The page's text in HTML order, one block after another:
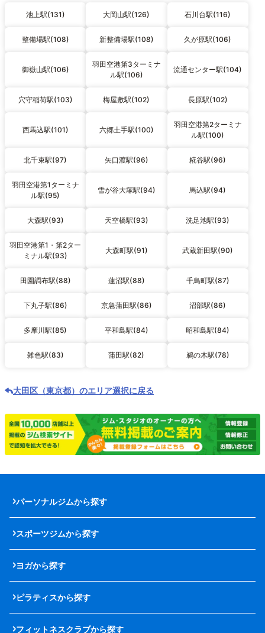
池上駅(131) 大岡山駅(126) 石川台駅(116)
整備場駅(108) 新整備場駅(108) 久が原駅(106)
御嶽山駅(106)
羽田空港第3ターミナ
ル駅(106)
流通センター駅(104)
穴守稲荷駅(103) 梅屋敷駅(102) 長原駅(102)
西馬込駅(101) 六郷土手駅(100)
羽田空港第2ターミナ
ル駅(100)
北千束駅(97) 矢口渡駅(96) 糀谷駅(96)
羽田空港第1ターミナ
ル駅(95)
雪が谷大塚駅(94) 馬込駅(94)
大森駅(93) 天空橋駅(93) 洗足池駅(93)
羽田空港第1・第2ター
ミナル駅(93)
大森町駅(91) 武蔵新田駅(90)
田園調布駅(88) 蓮沼駅(88) 千鳥町駅(87)
下丸子駅(86) 京急蒲田駅(86) 沼部駅(86)
多摩川駅(85) 平和島駅(84) 昭和島駅(84)
雑色駅(83) 蒲田駅(82) 鵜の木駅(78)
大田区（東京都）のエリア選択に戻る
パーソナルジムから探す
スポーツジムから探す
ヨガから探す
ピラティスから探す
フィットネスクラブから探す